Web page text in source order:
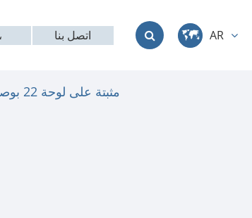
خبر ، اتصل بنا
AR
شاشة LCD مثبتة على لوحة 22 بوصة